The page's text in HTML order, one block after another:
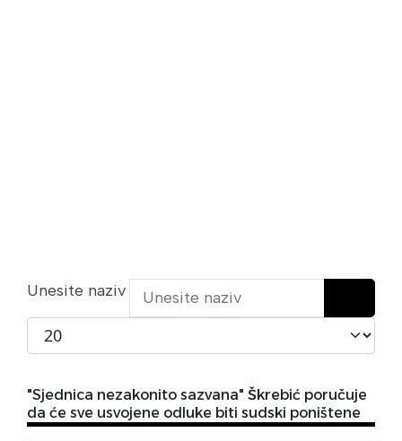
Unesite naziv
Prikaži broj
"Sjednica nezakonito sazvana" Škrebić poručuje
da će sve usvojene odluke biti sudski poništene